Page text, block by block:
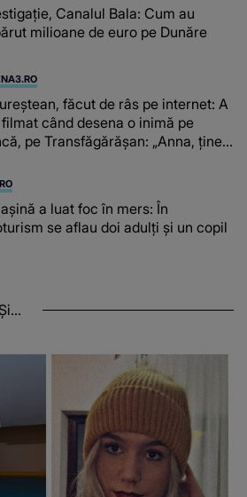
Canalul Bala: Cum au
milioane de euro pe Dunăre
făcut de râs pe internet: A
când desena o inimă pe
pe Transfăgărășan: „Anna, ține-
a luat foc în mers: În
se aflau doi adulți și un copil